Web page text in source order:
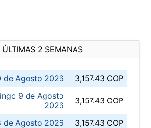
ÚLTIMAS 2 SEMANAS
de Agosto 2026
3,157.43 COP
9 de Agosto
2026
3,157.43 COP
de Agosto 2026
3,157.43 COP